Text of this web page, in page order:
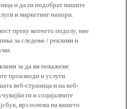
и да ги подобрат нашите
и маркетинг напори.
преку копчето подолу, ние
за следење / реклами и
за да ви покажеме
производи и услуги
веб-страница и на веб-
ги и социјалните
врз основа на вашето